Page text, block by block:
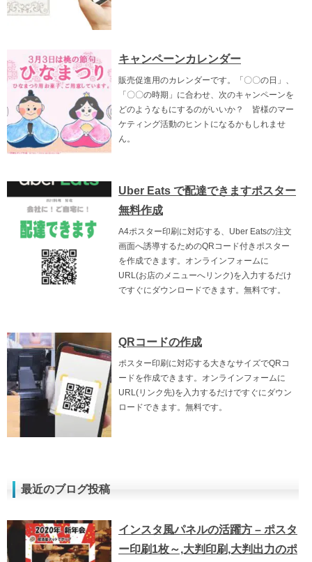
キャンペーンカレンダー
販売促進用のカレンダーです。「〇〇の日」、
「〇〇の時期」に合わせ、次のキャンペーンを
どのようなもにするのがいいか？ 皆様のマー
ケティング活動のヒントになるかもしれませ
ん。
Uber Eats で配達できますポスター
無料作成
A4ポスター印刷に対応する、Uber Eatsの注文
画面へ誘導するためのQRコード付きポスター
を作成できます。オンラインフォームに
URL(お店のメニューへリンク)を入力するだけ
ですぐにダウンロードできます。無料です。
QRコードの作成
ポスター印刷に対応する大きなサイズでQRコ
ードを作成できます。オンラインフォームに
URL(リンク先)を入力するだけですぐにダウン
ロードできます。無料です。
最近のブログ投稿
インスタ風パネルの活躍方 – ポスタ
ー印刷1枚～,大判印刷,大判出力のポ